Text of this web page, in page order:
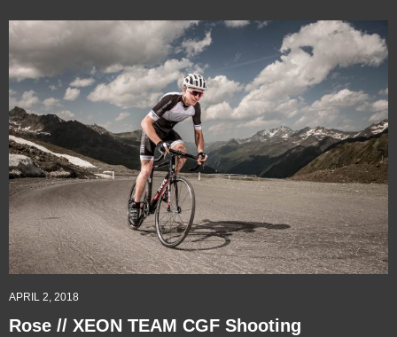
APRIL 2, 2018
Rose // XEON TEAM CGF Shooting